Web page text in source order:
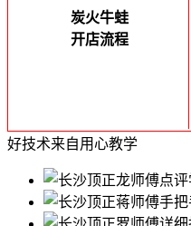
炭火牛蛙
开店流程
好技术来自用心教学